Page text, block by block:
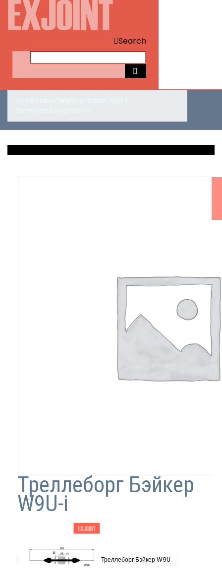
Search
Треллеборг Бэйкер
W9U-i
Треллеборг Бэйкер W9U